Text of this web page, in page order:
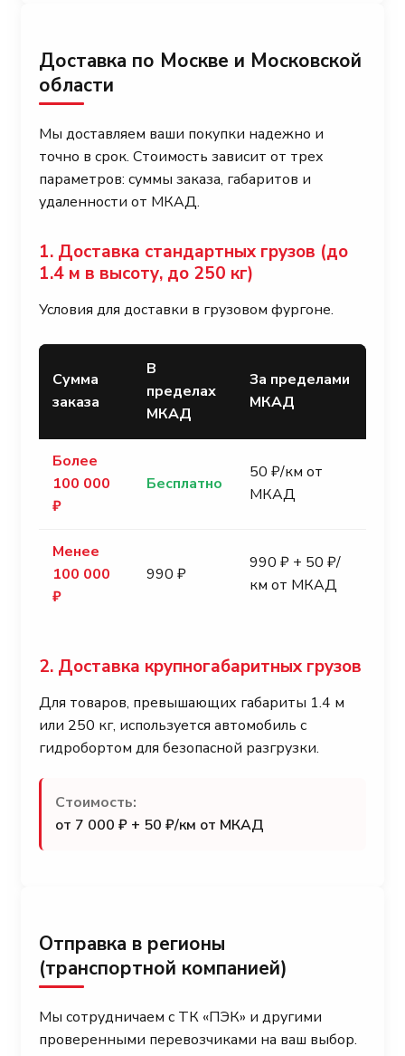
Доставка по Москве и Московской
области
Мы доставляем ваши покупки надежно и
точно в срок. Стоимость зависит от трех
параметров: суммы заказа, габаритов и
удаленности от МКАД.
1. Доставка стандартных грузов (до
1.4 м в высоту, до 250 кг)
Условия для доставки в грузовом фургоне.
Сумма
заказа
В
пределах
МКАД
За пределами
МКАД
Более
100 000
₽
Бесплатно
50 ₽/км от
МКАД
Менее
100 000
₽
990 ₽
990 ₽ + 50 ₽/
км от МКАД
2. Доставка крупногабаритных грузов
Для товаров, превышающих габариты 1.4 м
или 250 кг, используется автомобиль с
гидробортом для безопасной разгрузки.
Стоимость:
от 7 000 ₽ + 50 ₽/км от МКАД
Отправка в регионы
(транспортной компанией)
Мы сотрудничаем с ТК «ПЭК» и другими
проверенными перевозчиками на ваш выбор.